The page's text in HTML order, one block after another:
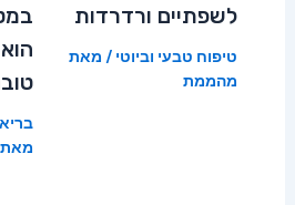
לשפתיים ורדרדות
טיפוח טבעי וביוטי / מאת
מהממת
מאת